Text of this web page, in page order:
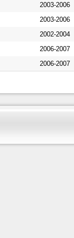
2003-2006
2003-2006
2002-2004
2006-2007
2006-2007